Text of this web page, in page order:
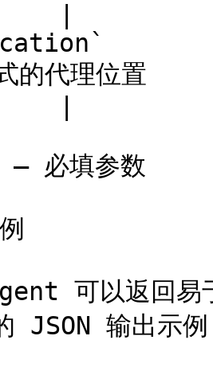
|
的代理位置
|
必填参数
可以返回易
JSON 输出示